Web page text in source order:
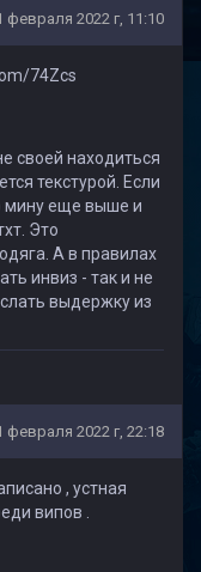
февраля 2022 г, 11:10
74Zcs
своей находиться
текстурой. Если
мину еще выше и
Это
А в правилах
инвиз - так и не
выдержку из
февраля 2022 г, 22:18
, устная
випов .